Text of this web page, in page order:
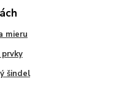
mieru
šindel